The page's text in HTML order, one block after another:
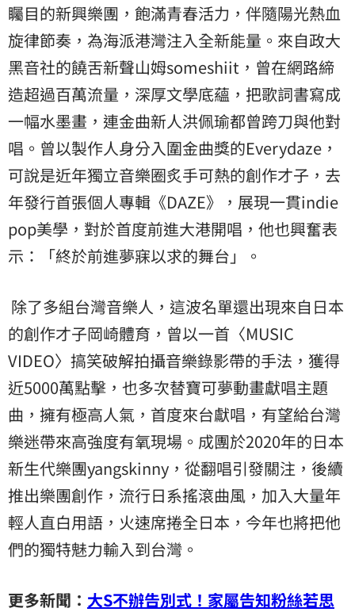
矚目的新興樂團，飽滿青春活力，伴隨陽光熱血
旋律節奏，為海派港灣注入全新能量。來自政大
黑音社的饒舌新聲山姆someshiit，曾在網路締
造超過百萬流量，深厚文學底蘊，把歌詞書寫成
一幅水墨畫，連金曲新人洪佩瑜都曾跨刀與他對
唱。曾以製作人身分入圍金曲獎的Everydaze，
可說是近年獨立音樂圈炙手可熱的創作才子，去
年發行首張個人專輯《DAZE》，展現一貫indie
pop美學，對於首度前進大港開唱，他也興奮表
示：「終於前進夢寐以求的舞台」。
除了多組台灣音樂人，這波名單還出現來自日本
的創作才子岡崎體育，曾以一首〈MUSIC
VIDEO〉搞笑破解拍攝音樂錄影帶的手法，獲得
近5000萬點擊，也多次替寶可夢動畫獻唱主題
曲，擁有極高人氣，首度來台獻唱，有望給台灣
樂迷帶來高強度有氧現場。成團於2020年的日本
新生代樂團yangskinny，從翻唱引發關注，後續
推出樂團創作，流行日系搖滾曲風，加入大量年
輕人直白用語，火速席捲全日本，今年也將把他
們的獨特魅力輸入到台灣。
更多新聞： 大S不辦告別式！家屬告知粉絲若思